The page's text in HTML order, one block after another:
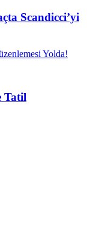
Scandicci’yi
Tatil